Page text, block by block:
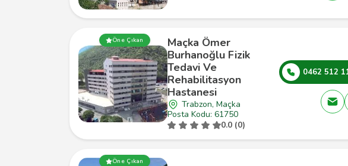
Öne Çıkan
Maçka Ömer
Burhanoğlu Fizik
Tedavi Ve
Rehabilitasyon
Hastanesi
Trabzon, Maçka
Posta Kodu: 61750
0.0 (0)
0462 512
Öne Çıkan